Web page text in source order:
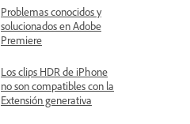
Problemas conocidos y
solucionados en Adobe
Premiere
Los clips HDR de iPhone
no son compatibles con la
Extensión generativa